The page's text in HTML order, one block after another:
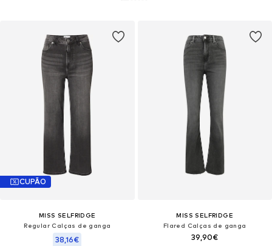
CUPÃO
MISS SELFRIDGE
Regular Calças de ganga
38,16€
MISS SELFRIDGE
Flared Calças de ganga
39,90€